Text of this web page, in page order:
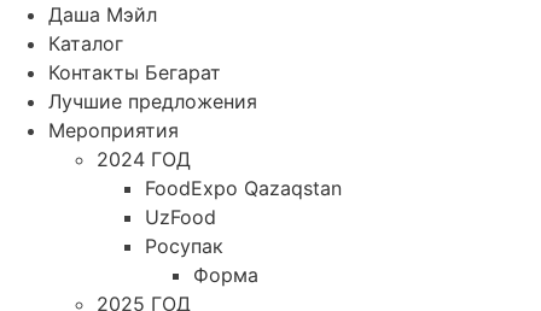
Даша Мэйл
Каталог
Контакты Бегарат
Лучшие предложения
Мероприятия
2024 ГОД
FoodExpo Qazaqstan
UzFood
Росупак
Форма
2025 ГОД